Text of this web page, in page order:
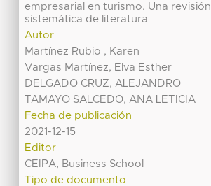
empresarial en turismo. Una revisión
sistemática de literatura
Autor
Martínez Rubio , Karen
Vargas Martínez, Elva Esther
DELGADO CRUZ, ALEJANDRO
TAMAYO SALCEDO, ANA LETICIA
Fecha de publicación
2021-12-15
Editor
CEIPA, Business School
Tipo de documento